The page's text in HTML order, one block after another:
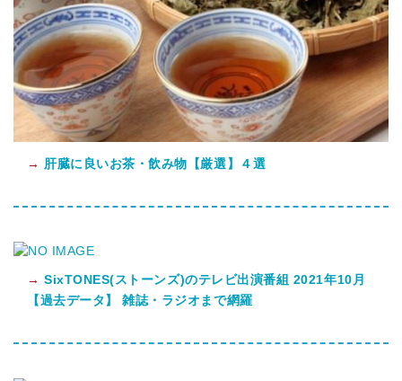
→ 肝臓に良いお茶・飲み物【厳選】４選
→ SixTONES(ストーンズ)のテレビ出演番組 2021年10月
【過去データ】 雑誌・ラジオまで網羅